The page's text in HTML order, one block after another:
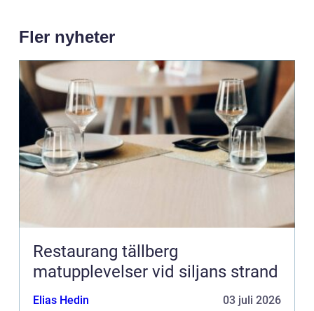
Fler nyheter
Restaurang tällberg
matupplevelser vid siljans strand
Elias Hedin 03 juli 2026